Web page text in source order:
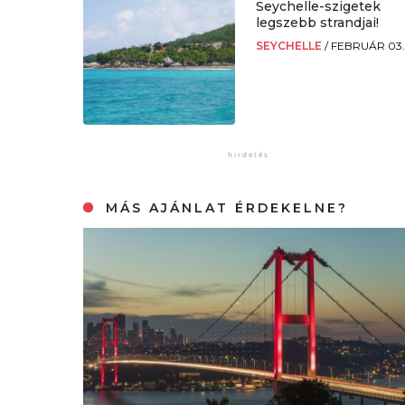
Seychelle-szigetek
legszebb strandjai!
SEYCHELLE/ FEBRUÁR 03.
MÁS AJÁNLAT ÉRDEKELNE?